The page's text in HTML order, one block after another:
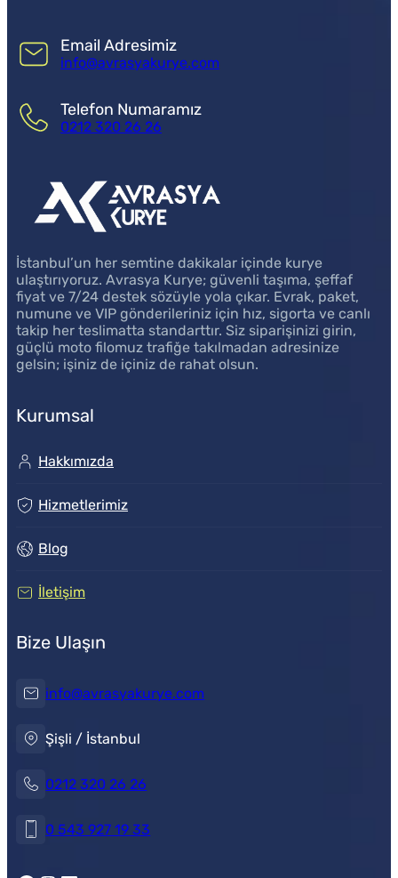
Email Adresimiz
info@avrasyakurye.com
Telefon Numaramız
0212 320 26 26
İstanbul’un her semtine dakikalar içinde kurye
ulaştırıyoruz. Avrasya Kurye; güvenli taşıma, şeffaf
fiyat ve 7/24 destek sözüyle yola çıkar. Evrak, paket,
numune ve VIP gönderileriniz için hız, sigorta ve canlı
takip her teslimatta standarttır. Siz siparişinizi girin,
güçlü moto filomuz trafiğe takılmadan adresinize
gelsin; işiniz de içiniz de rahat olsun.
Kurumsal
Hakkımızda
Hizmetlerimiz
Blog
İletişim
Bize Ulaşın
info@avrasyakurye.com
Şişli / İstanbul
0212 320 26 26
0 543 927 19 33
Müşteri Temsilcisi